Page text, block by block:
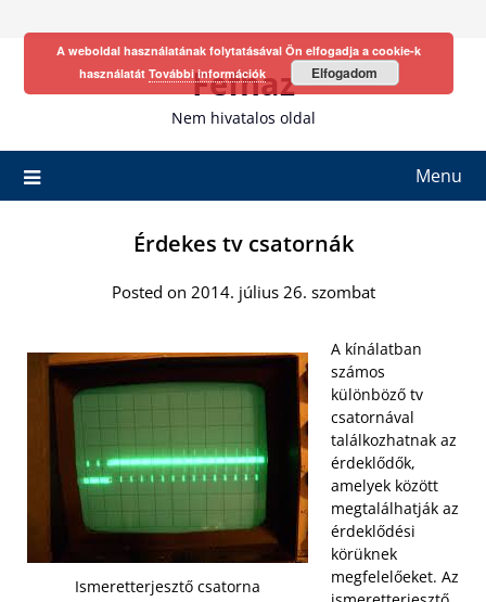
Fefhaz
Nem hivatalos oldal
Menu
Érdekes tv csatornák
Posted on 2014. július 26. szombat
Ismeretterjesztő csatorna
A kínálatban
számos
különböző tv
csatornával
találkozhatnak az
érdeklődők,
amelyek között
megtalálhatják az
érdeklődési
körüknek
megfelelőeket. Az
A weboldal használatának folytatásával Ön elfogadja a cookie-k
használatát További információk Elfogadom